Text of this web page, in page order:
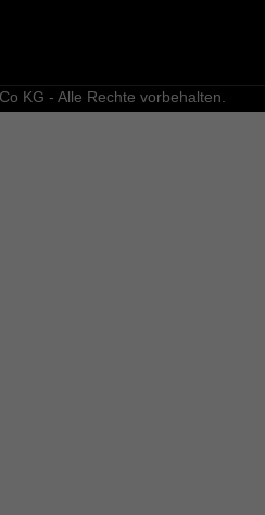
KG - Alle Rechte vorbehalten.